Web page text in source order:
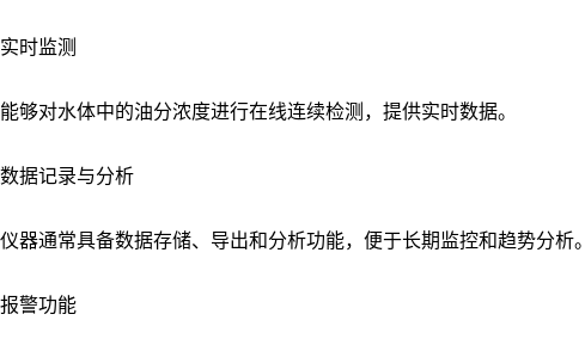
实时监测
能够对水体中的油分浓度进行在线连续检测，提供实时数据。
数据记录与分析
仪器通常具备数据存储、导出和分析功能，便于长期监控和趋势分析。
报警功能